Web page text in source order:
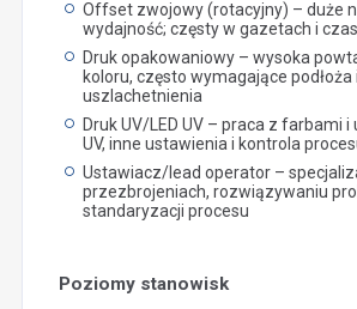
Offset zwojowy (rotacyjny) – duże
wydajność; częsty w gazetach i
Druk opakowaniowy – wysoka
koloru, często wymagające podłoża i
uszlachetnienia
Druk UV/LED UV – praca z farbami
UV, inne ustawienia i kontrola
Ustawiacz/lead operator –
przezbrojeniach, rozwiązywaniu
standaryzacji procesu
Poziomy stanowisk